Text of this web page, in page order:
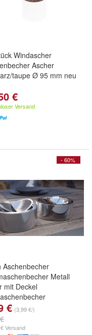
Windascher
Ascher
taupe Ø 95 mm neu
€
Versand
- 60%
Aschenbecher
Metall
mit Deckel
€ (3,99 €/)
Versand